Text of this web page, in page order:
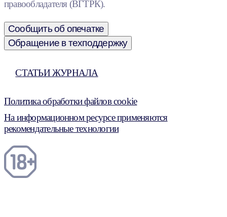
правообладателя (ВГТРК).
Сообщить об опечатке
Обращение в техподдержку
СТАТЬИ ЖУРНАЛА
Политика обработки файлов cookie
На информационном ресурсе применяются
рекомендательные технологии